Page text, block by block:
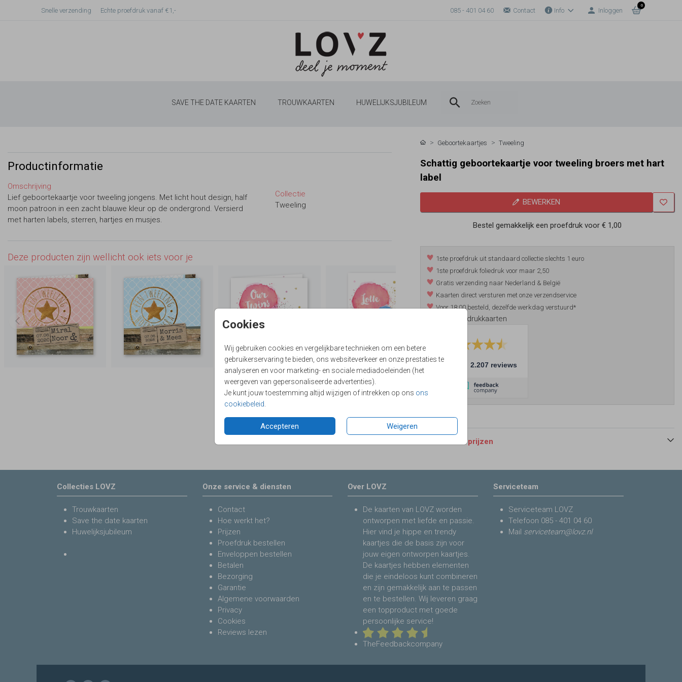
Snelle verzending Echte proefdruk vanaf €1,- 085 - 401 04 60 Contact Info Inloggen
0
SAVE THE DATE KAARTEN TROUWKAARTEN HUWELIJKSJUBILEUM
Cookies
Wij gebruiken cookies en vergelijkbare technieken om een betere
gebruikerservaring te bieden, ons websiteverkeer en onze prestaties te
analyseren en voor marketing- en sociale mediadoeleinden (het
weergeven van gepersonaliseerde advertenties).
Je kunt jouw toestemming altijd wijzigen of intrekken op ons ons
cookiebeleid
Accepteren Weigeren
Productinformatie
Omschrijving
Lief geboortekaartje voor tweeling jongens. Met licht hout design, half
moon patroon in een zacht blauwe kleur op de ondergrond. Versierd
met harten labels, sterren, hartjes en musjes.
Collectie
Tweeling
Deze producten zijn wellicht ook iets voor je
Geboortekaartjes Tweeling
Schattig geboortekaartje voor tweeling broers met hart
label
BEWERKEN
Bestel gemakkelijk een proefdruk voor€ 1,00
1ste proefdruk uit standaard collectie slechts 1 euro
1ste proefdruk foliedruk voor maar 2,50
Gratis verzending naar Nederland & België
Kaarten direct versturen met onze verzendservice
Voor 18:00 besteld, dezelfde werkdag verstuurd*
*m.u.v. foliedrukkaarten
9.4 2.207 reviews
Formaten en prijzen
Collecties LOVZ
Trouwkaarten
Save the date kaarten
Huwelijksjubileum
Onze service & diensten
Contact
Hoe werkt het?
Prijzen
Proefdruk bestellen
Enveloppen bestellen
Betalen
Bezorging
Garantie
Algemene voorwaarden
Privacy
Cookies
Reviews lezen
Over LOVZ
De kaarten van LOVZ worden
ontworpen met liefde en passie.
Hier vind je hippe en trendy
kaartjes die de basis zijn voor
jouw eigen ontworpen kaartjes.
De kaartjes hebben elementen
die je eindeloos kunt combineren
en zijn gemakkelijk aan te passen
en te bestellen. Wij leveren graag
een topproduct met goede
persoonlijke service!
TheFeedbackcompany
Serviceteam
Serviceteam LOVZ
Telefoon 085 - 401 04 60
Mail serviceteam@lovz.nl